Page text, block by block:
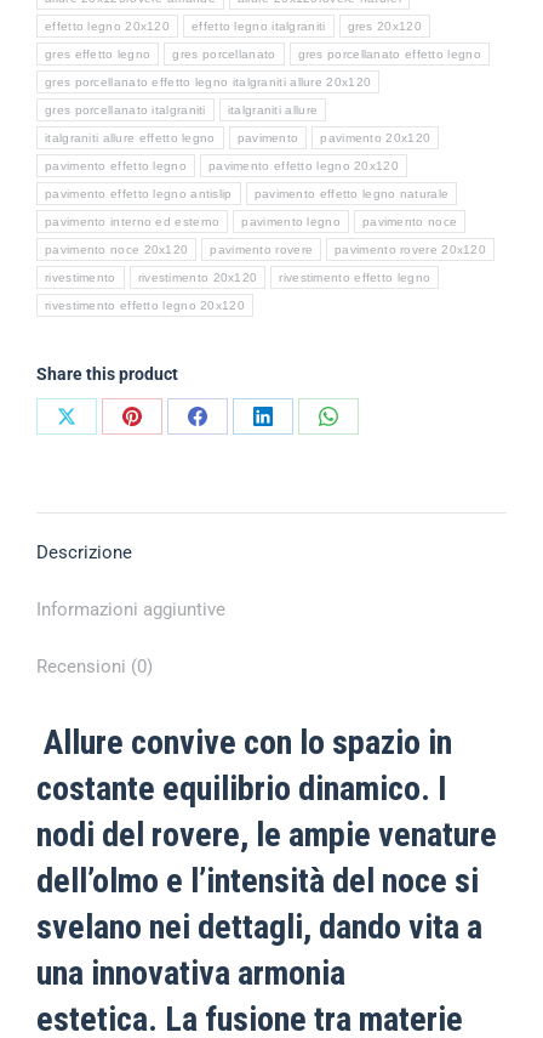
effetto legno 20x120 effetto legno italgraniti gres 20x120
gres effetto legno gres porcellanato gres porcellanato effetto legno
gres porcellanato effetto legno italgraniti allure 20x120
gres porcellanato italgraniti italgraniti allure
italgraniti allure effetto legno pavimento pavimento 20x120
pavimento effetto legno pavimento effetto legno 20x120
pavimento effetto legno antislip pavimento effetto legno naturale
pavimento interno ed esterno pavimento legno pavimento noce
pavimento noce 20x120 pavimento rovere pavimento rovere 20x120
rivestimento rivestimento 20x120 rivestimento effetto legno
rivestimento effetto legno 20x120
Share this product
Descrizione
Informazioni aggiuntive
Recensioni (0)
Allure convive con lo spazio in
costante equilibrio dinamico. I
nodi del rovere, le ampie venature
dell’olmo e l’intensità del noce si
svelano nei dettagli, dando vita a
una innovativa armonia
estetica. La fusione tra materie